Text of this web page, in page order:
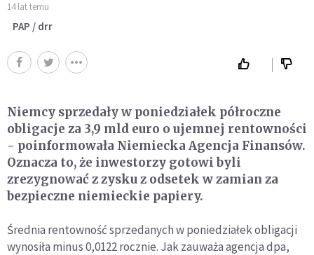
14 lat temu
PAP / drr
Niemcy sprzedały w poniedziałek półroczne
obligacje za 3,9 mld euro o ujemnej rentowności
- poinformowała Niemiecka Agencja Finansów.
Oznacza to, że inwestorzy gotowi byli
zrezygnować z zysku z odsetek w zamian za
bezpieczne niemieckie papiery.
Średnia rentowność sprzedanych w poniedziałek obligacji
wynosiła minus 0,0122 rocznie. Jak zauważa agencja dpa,